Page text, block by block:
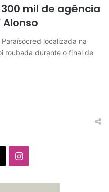
mil de agência
localizada na
roubada durante o final de
Instagram